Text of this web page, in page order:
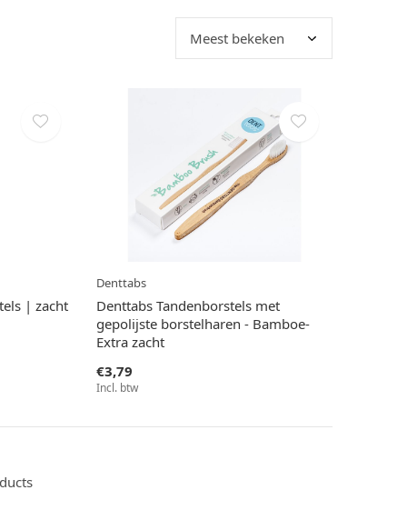
| zacht
Denttabs
Denttabs Tandenborstels met
gepolijste borstelharen - Bamboe-
Extra zacht
€3,79
Incl. btw